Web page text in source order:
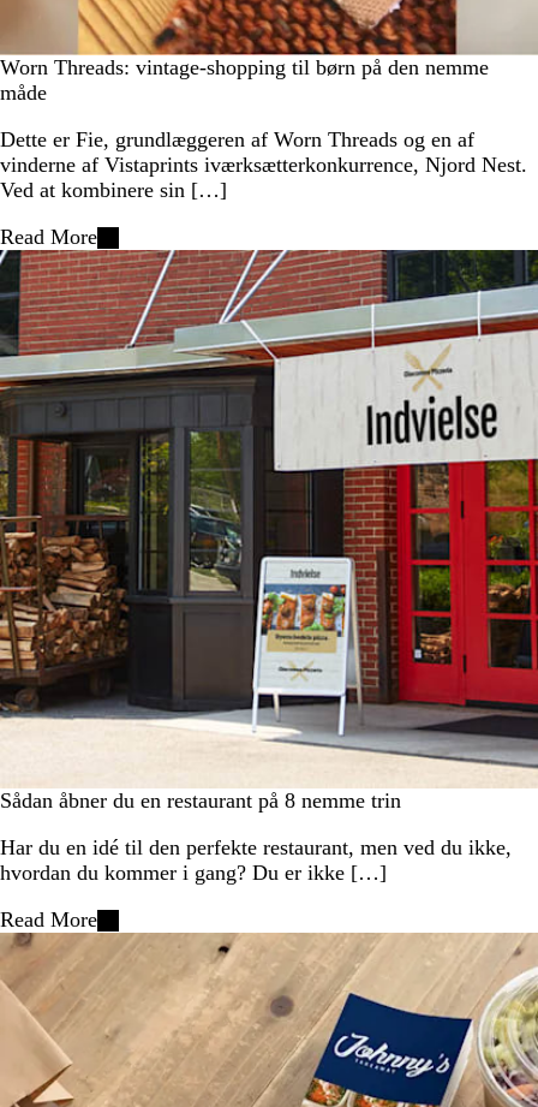
Worn Threads: vintage-shopping til børn på den nemme
måde
Dette er Fie, grundlæggeren af Worn Threads og en af
vinderne af Vistaprints iværksætterkonkurrence, Njord Nest.
Ved at kombinere sin […]
Read More
Sådan åbner du en restaurant på 8 nemme trin
Har du en idé til den perfekte restaurant, men ved du ikke,
hvordan du kommer i gang? Du er ikke […]
Read More